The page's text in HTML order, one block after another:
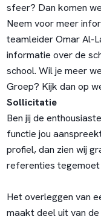
sfeer? Dan komen
Neem voor meer
teamleider Omar Al-
informatie over de
school. Wil je meer
Groep? Kijk dan op
Sollicitatie
Ben jij de
functie jou
profiel, dan zien wij
referenties
Het overleggen van
maakt deel uit van